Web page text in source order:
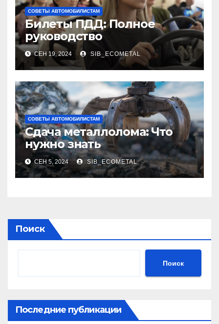
СОВЕТЫ АВТОМОБИЛИСТАМ
Билеты ПДД: Полное
руководство
СЕН 19, 2024 SIB_ECOMETAL
СОВЕТЫ АВТОМОБИЛИСТАМ
Сдача металлолома: Что
нужно знать
СЕН 5, 2024 SIB_ECOMETAL
Поиск
Поиск
Последние публикации